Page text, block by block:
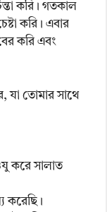
করি। গতকাল
করি। এবার
করি এবং
যা তোমার সাথে
করে সালাত
করেছি।